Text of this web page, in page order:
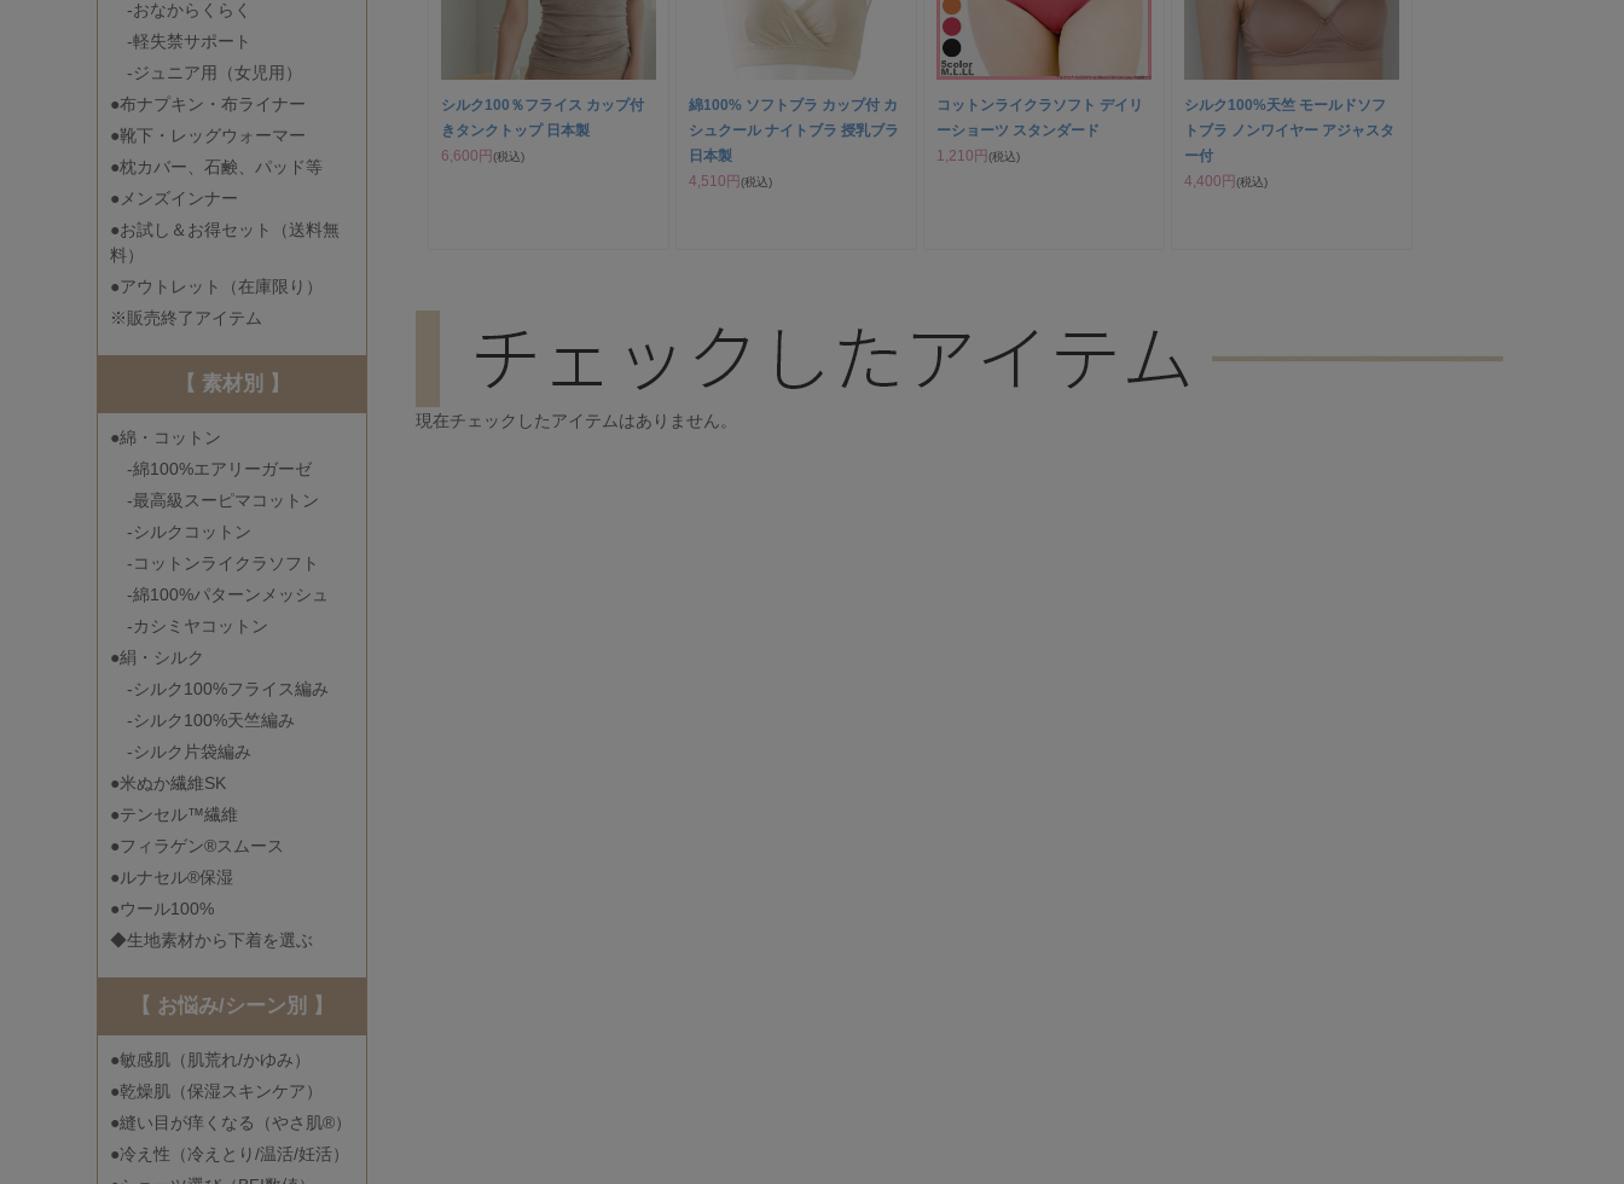
-おなからくらく
-軽失禁サポート
-ジュニア用（女児用）
●布ナプキン・布ライナー
●靴下・レッグウォーマー
●枕カバー、石鹸、パッド等
●メンズインナー
●お試し＆お得セット（送料無
料）
●アウトレット（在庫限り）
※販売終了アイテム
【 素材別 】
●綿・コットン
-綿100%エアリーガーゼ
-最高級スーピマコットン
-シルクコットン
-コットンライクラソフト
-綿100%パターンメッシュ
-カシミヤコットン
●絹・シルク
-シルク100%フライス編み
-シルク100%天竺編み
-シルク片袋編み
●米ぬか繊維SK
●テンセル™繊維
●フィラゲン®スムース
●ルナセル®保湿
●ウール100%
◆生地素材から下着を選ぶ
【 お悩み/シーン別 】
●敏感肌（肌荒れ/かゆみ）
●乾燥肌（保湿スキンケア）
●縫い目が痒くなる（やさ肌®）
●冷え性（冷えとり/温活/妊活）
シルク100％フライス カップ付
きタンクトップ 日本製
6,600円(税込)
綿100% ソフトブラ カップ付 カ
シュクール ナイトブラ 授乳ブラ
日本製
4,510円(税込)
コットンライクラソフト デイリ
ーショーツ スタンダード
1,210円(税込)
シルク100%天竺 モールドソフ
トブラ ノンワイヤー アジャスタ
ー付
4,400円(税込)
現在チェックしたアイテムはありません。